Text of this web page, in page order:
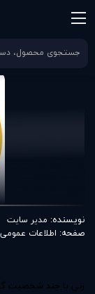
صفحه اصلی مقالات
نویسنده: مدير سايت
صفحه: اطلاعات عمومی
زني با چند شخصيت